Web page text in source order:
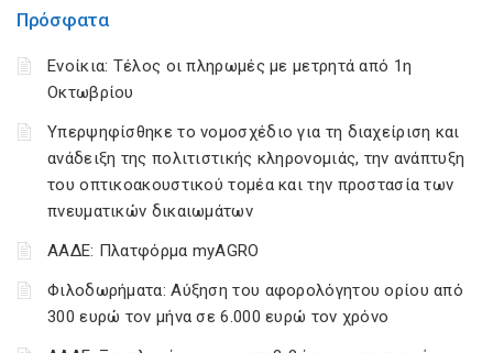
Πρόσφατα
Ενοίκια: Τέλος οι πληρωμές με μετρητά από 1η
Οκτωβρίου
Υπερψηφίσθηκε το νομοσχέδιο για τη διαχείριση και
ανάδειξη της πολιτιστικής κληρονομιάς, την ανάπτυξη
του οπτικοακουστικού τομέα και την προστασία των
πνευματικών δικαιωμάτων
ΑΑΔΕ: Πλατφόρμα myAGRO
Φιλοδωρήματα: Αύξηση του αφορολόγητου ορίου από
300 ευρώ τον μήνα σε 6.000 ευρώ τον χρόνο